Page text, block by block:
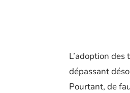
L’adoption
dépassant
Pourtant, de